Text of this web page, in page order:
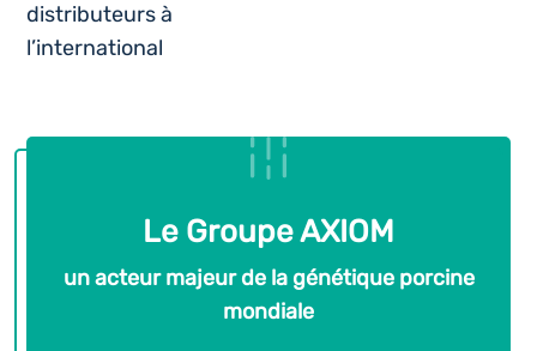
distributeurs à
l’international
Le Groupe AXIOM
un acteur majeur de la génétique porcine
mondiale